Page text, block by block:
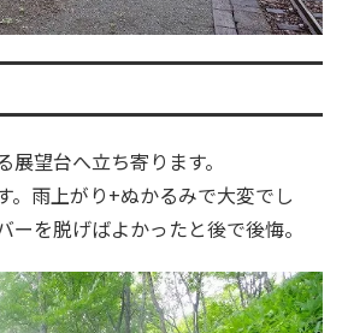
望台へ立ち寄ります。
。雨上がり+ぬかるみで大変でし
ーを脱げばよかったと後で後悔。